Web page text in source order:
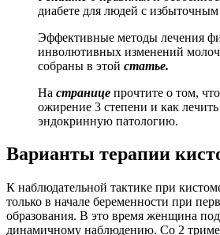
диабете для людей с
Эффективные методы лечения
инволютивных изменений
собраны в этой статье.
На странице прочтите о том,
ожирение 3 степени и как
эндокринную патологию.
Варианты терапии
К наблюдательной тактике при
только в начале беременности при
образования. В это время женщина
динамичному наблюдению. Со 2